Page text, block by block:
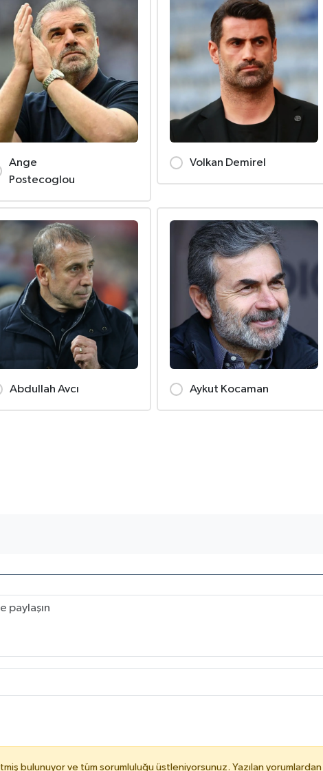
Ange
Postecoglou
Volkan Demirel
Abdullah Avcı Aykut Kocaman
bulunuyor ve tüm sorumluluğu üstleniyorsunuz. Yazılan